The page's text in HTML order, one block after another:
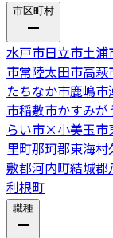
市区町村
水戸市日立市土浦
市常陸太田市高萩
たちなか市鹿嶋市
市稲敷市かすみが
らい市×小美玉市
里町那珂郡東海村
敷郡河内町結城郡
利根町
職種